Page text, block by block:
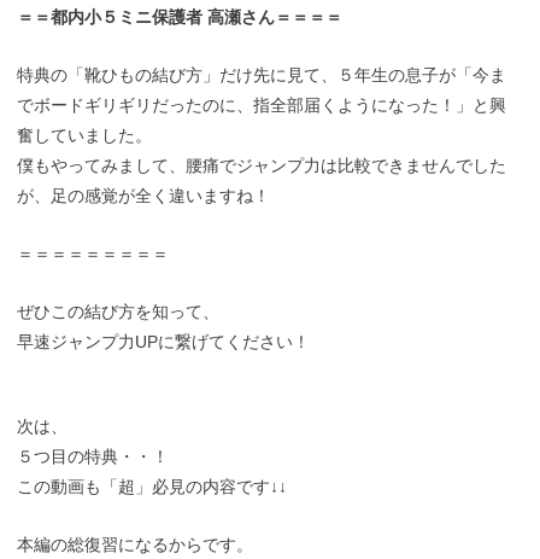
＝＝都内小５ミニ保護者 高瀬さん＝＝＝＝
特典の「靴ひもの結び方」だけ先に見て、５年生の息子が「今ま
でボードギリギリだったのに、指全部届くようになった！」と興
奮していました。
僕もやってみまして、腰痛でジャンプ力は比較できませんでした
が、足の感覚が全く違いますね！
＝＝＝＝＝＝＝＝＝
ぜひこの結び方を知って、
早速ジャンプ力UPに繋げてください！
次は、
５つ目の特典・・！
この動画も「超」必見の内容です↓↓
本編の総復習になるからです。